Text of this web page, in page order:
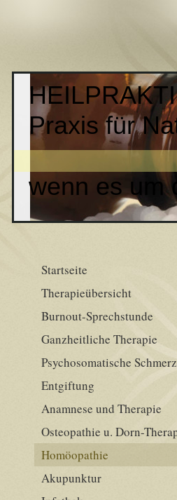
Praxis für
wenn es um
Startseite
Therapieübersicht
Burnout-Sprechstunde
Ganzheitliche Therapie
Psychosomatische
Entgiftung
Anamnese und Therapie
Osteopathie u. Dorn-
Homöopathie
Akupunktur